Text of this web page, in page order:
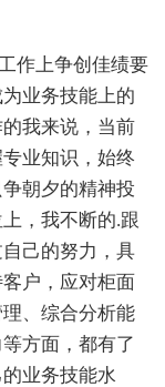
作上争创佳绩要
业务技能上的
我来说，当前
业知识，始终
朝夕的精神投
，我不断的.跟
己的努力，具
户，应对柜面
、综合分析能
方面，都有了
业务技能水